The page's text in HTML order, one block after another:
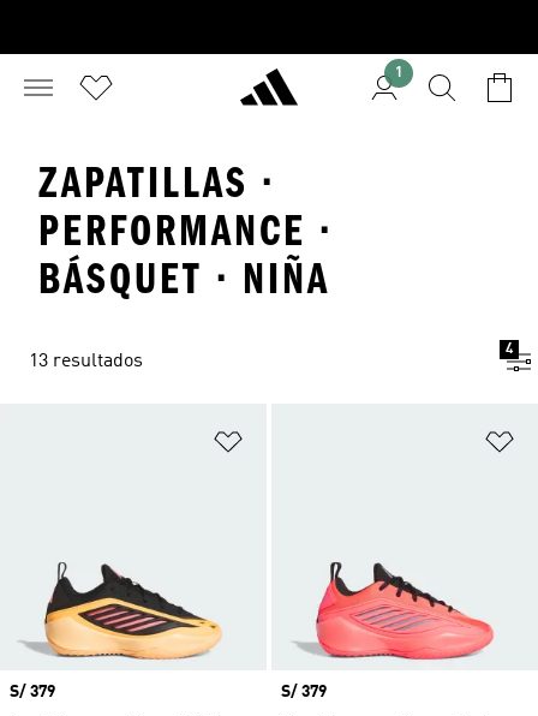
1
ZAPATILLAS ·
PERFORMANCE ·
BÁSQUET · NIÑA
13 resultados
4
Precio
S/ 379
Precio
S/ 379